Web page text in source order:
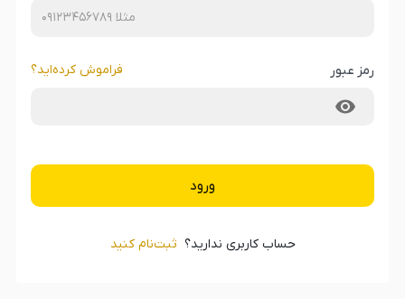
رمز عبور فراموش کرده‌‌اید؟
ورود
حساب کاربری ندارید؟ ثبت‌‌نام کنید